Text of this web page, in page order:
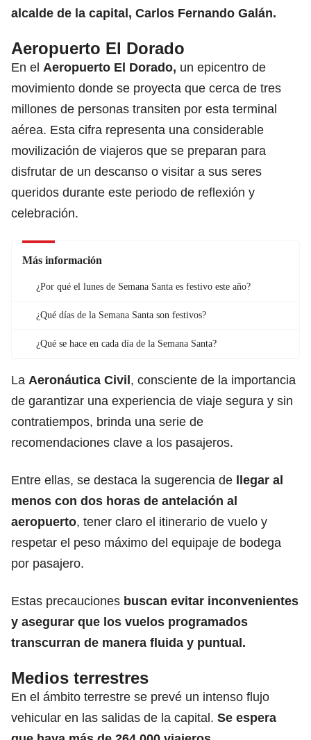
alcalde de la capital, Carlos Fernando Galán.
Aeropuerto El Dorado
En el Aeropuerto El Dorado, un epicentro de
movimiento donde se proyecta que cerca de tres
millones de personas transiten por esta terminal
aérea. Esta cifra representa una considerable
movilización de viajeros que se preparan para
disfrutar de un descanso o visitar a sus seres
queridos durante este periodo de reflexión y
celebración.
Más información
¿Por qué el lunes de Semana Santa es festivo este año?
¿Qué días de la Semana Santa son festivos?
¿Qué se hace en cada día de la Semana Santa?
La Aeronáutica Civil, consciente de la importancia
de garantizar una experiencia de viaje segura y sin
contratiempos, brinda una serie de
recomendaciones clave a los pasajeros.
Entre ellas, se destaca la sugerencia de llegar al
menos con dos horas de antelación al
aeropuerto, tener claro el itinerario de vuelo y
respetar el peso máximo del equipaje de bodega
por pasajero.
Estas precauciones buscan evitar inconvenientes
y asegurar que los vuelos programados
transcurran de manera fluida y puntual.
Medios terrestres
En el ámbito terrestre se prevé un intenso flujo
vehicular en las salidas de la capital. Se espera